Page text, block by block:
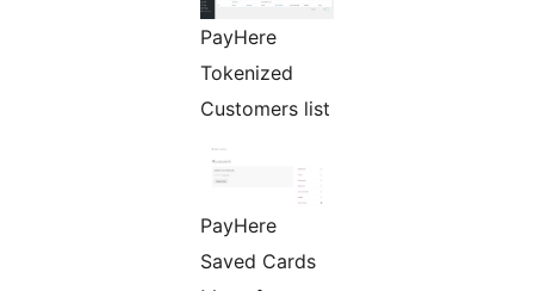
PayHere
Tokenized
Customers list
PayHere
Saved Cards